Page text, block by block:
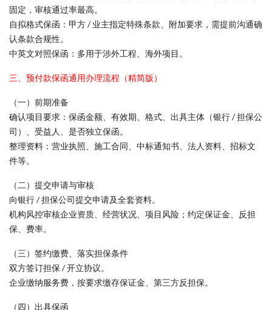
固定，审核通过率最高。
自拟格式保函：甲方 / 业主指定特殊条款、附加要求，需提前沟通确
认条款合规性。
中英文对照保函：多用于涉外工程、海外项目。
三、预付款保函通用办理流程（精简版）
（一）前期准备
确认项目要求：保函金额、有效期、格式、出具主体（银行 / 担保公
司）、受益人、是否独立保函。
整理资料：营业执照、施工合同、中标通知书、法人资料、招标文
件等。
（二）提交申请与审核
向银行 / 担保公司提交申请及全套资料。
机构风控审核企业资质、经营状况、项目风险；约定保证金、反担
保、费率。
（三）签约缴费、落实担保条件
双方签订担保 / 开立协议。
企业缴纳服务费，按要求缴存保证金、第三方反担保。
（四）出具保函